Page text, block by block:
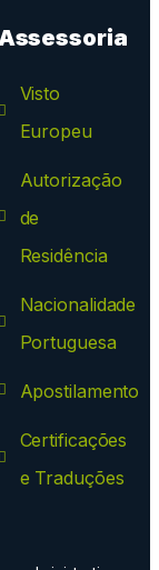
Visto
Europeu
Autorização
de
Residência
Nacionalidade
Portuguesa
Apostilamento
Certificações
e Traduções